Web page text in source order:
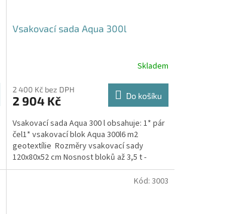
Vsakovací sada Aqua 300l
produktu
je
z
5
hvězdiček.
Skladem
2 400 Kč bez DPH
2 904 Kč Do košíku
Vsakovací sada Aqua 300 l obsahuje: 1* pár
čel1* vsakovací blok Aqua 300l6 m2
geotextílie Rozměry vsakovací sady
120x80x52 cm Nosnost bloků až 3,5 t -
možno umístit pod...
Kód: 3003